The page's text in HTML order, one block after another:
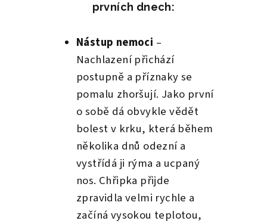
prvních dnech:
Nástup nemoci –
Nachlazení přichází
postupně a příznaky se
pomalu zhoršují. Jako první
o sobě dá obvykle vědět
bolest v krku, která během
několika dnů odezní a
vystřídá ji rýma a ucpaný
nos. Chřipka přijde
zpravidla velmi rychle a
začíná vysokou teplotou,